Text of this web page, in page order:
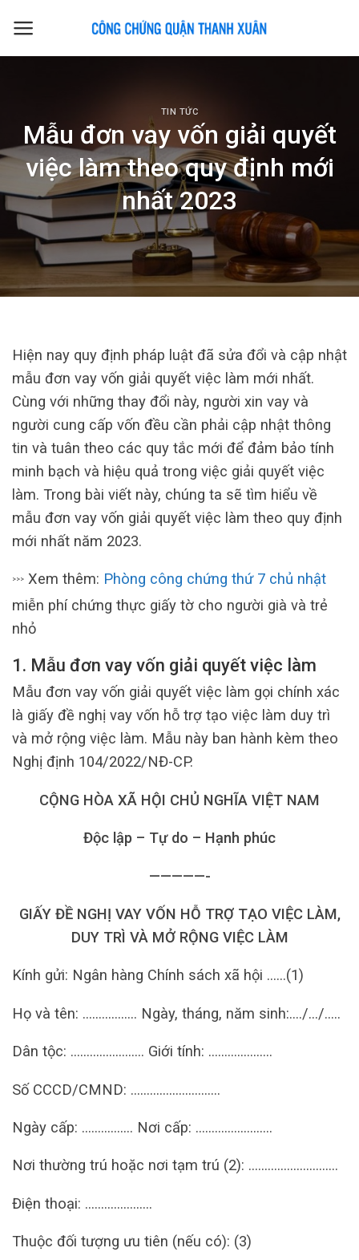
TIN TỨC
Mẫu đơn vay vốn giải quyết
việc làm theo quy định mới
nhất 2023
Hiện nay quy định pháp luật đã sửa đổi và cập nhật
mẫu đơn vay vốn giải quyết việc làm mới nhất.
Cùng với những thay đổi này, người xin vay và
người cung cấp vốn đều cần phải cập nhật thông
tin và tuân theo các quy tắc mới để đảm bảo tính
minh bạch và hiệu quả trong việc giải quyết việc
làm. Trong bài viết này, chúng ta sẽ tìm hiểu về
mẫu đơn vay vốn giải quyết việc làm theo quy định
mới nhất năm 2023.
>>> Xem thêm: Phòng công chứng thứ 7 chủ nhật
miễn phí chứng thực giấy tờ cho người già và trẻ
nhỏ
1. Mẫu đơn vay vốn giải quyết việc làm
Mẫu đơn vay vốn giải quyết việc làm gọi chính xác
là giấy đề nghị vay vốn hỗ trợ tạo việc làm duy trì
và mở rộng việc làm. Mẫu này ban hành kèm theo
Nghị định 104/2022/NĐ-CP.
CỘNG HÒA XÃ HỘI CHỦ NGHĨA VIỆT NAM
Độc lập – Tự do – Hạnh phúc
—————-
GIẤY ĐỀ NGHỊ VAY VỐN HỖ TRỢ TẠO VIỆC LÀM,
DUY TRÌ VÀ MỞ RỘNG VIỆC LÀM
Kính gửi: Ngân hàng Chính sách xã hội ……(1)
Họ và tên: …………….. Ngày, tháng, năm sinh:…./…/…..
Dân tộc: ………………….. Giới tính: ………………..
Số CCCD/CMND: ……………………….
Ngày cấp: ……………. Nơi cấp: ……………………
Nơi thường trú hoặc nơi tạm trú (2): ……………………….
Điện thoại: …………………
Thuộc đối tượng ưu tiên (nếu có): (3)